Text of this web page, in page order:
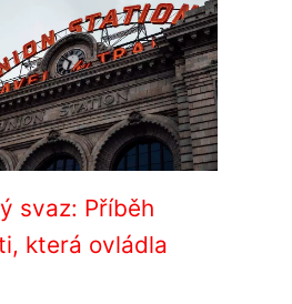
svaz: Příběh
která ovládla